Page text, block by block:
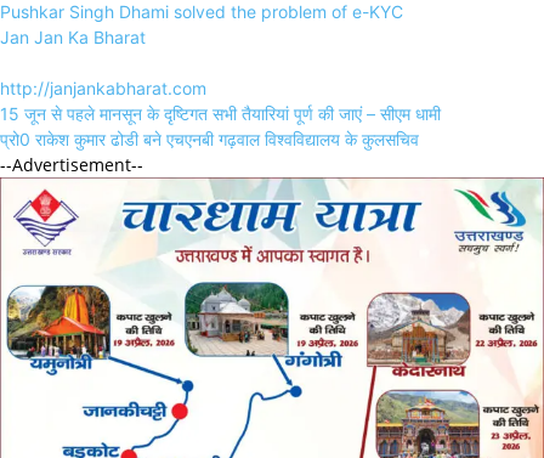
Pushkar Singh Dhami solved the problem of e-KYC
Jan Jan Ka Bharat
http://janjankabharat.com
Post
navigation
15 जून से पहले मानसून के दृष्टिगत सभी तैयारियां पूर्ण की जाएं – सीएम धामी
प्रो0 राकेश कुमार ढोडी बने एचएनबी गढ़वाल विश्वविद्यालय के कुलसचिव
--Advertisement--